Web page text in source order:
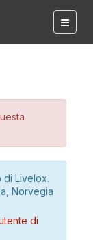
di Livelox.
Norvegia
di